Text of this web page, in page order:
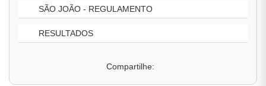
SÃO JOÃO - REGULAMENTO
RESULTADOS
Compartilhe: